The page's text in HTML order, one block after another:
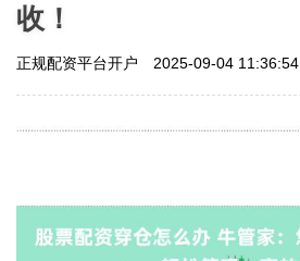
收！
正规配资平台开户 2025-09-04 11:36:54